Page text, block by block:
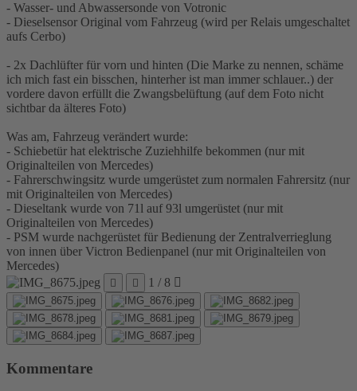
- Wasser- und Abwassersonde von Votronic
- Dieselsensor Original vom Fahrzeug (wird per Relais umgeschaltet
aufs Cerbo)
- 2x Dachlüfter für vorn und hinten (Die Marke zu nennen, schäme
ich mich fast ein bisschen, hinterher ist man immer schlauer..) der
vordere davon erfüllt die Zwangsbelüftung (auf dem Foto nicht
sichtbar da älteres Foto)
Was am, Fahrzeug verändert wurde:
- Schiebetür hat elektrische Zuziehhilfe bekommen (nur mit
Originalteilen von Mercedes)
- Fahrerschwingsitz wurde umgerüstet zum normalen Fahrersitz (nur
mit Originalteilen von Mercedes)
- Dieseltank wurde von 71l auf 93l umgerüstet (nur mit
Originalteilen von Mercedes)
- PSM wurde nachgerüstet für Bedienung der Zentralverrieglung
von innen über Victron Bedienpanel (nur mit Originalteilen von
Mercedes)
1 / 8
Kommentare